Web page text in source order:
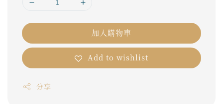
加入購物車
Add to wishlist
分享